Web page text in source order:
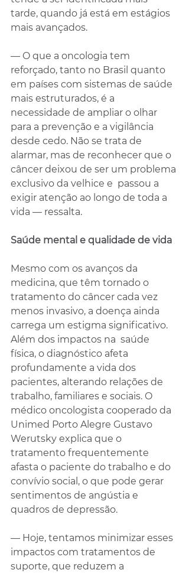
tarde, quando já está em estágios
mais avançados.
— O que a oncologia tem
reforçado, tanto no Brasil quanto
em países com sistemas de saúde
mais estruturados, é a
necessidade de ampliar o olhar
para a prevenção e a vigilância
desde cedo. Não se trata de
alarmar, mas de reconhecer que o
câncer deixou de ser um problema
exclusivo da velhice e  passou a
exigir atenção ao longo de toda a
vida — ressalta.
Saúde mental e qualidade de vida
Mesmo com os avanços da
medicina, que têm tornado o
tratamento do câncer cada vez
menos invasivo, a doença ainda
carrega um estigma significativo.
Além dos impactos na  saúde
física, o diagnóstico afeta
profundamente a vida dos
pacientes, alterando relações de
trabalho, familiares e sociais. O
médico oncologista cooperado da
Unimed Porto Alegre Gustavo
Werutsky explica que o
tratamento frequentemente
afasta o paciente do trabalho e do
convívio social, o que pode gerar
sentimentos de angústia e
quadros de depressão.
— Hoje, tentamos minimizar esses
impactos com tratamentos de
suporte, que reduzem a